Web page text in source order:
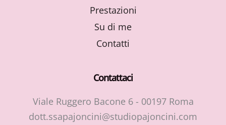
Prestazioni
Su di me
Contatti
Contattaci
Viale Ruggero Bacone 6 - 00197 Roma
dott.ssapajoncini@studiopajoncini.com